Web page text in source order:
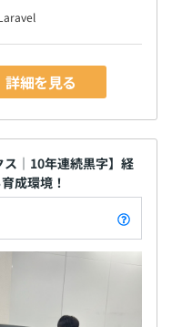
詳細を見る
｜10年連続黒字】経
成環境！